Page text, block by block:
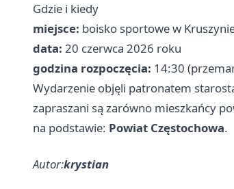
Gdzie i kiedy
miejsce: boisko sportowe w
data: 20 czerwca 2026 roku
godzina rozpoczęcia: 14:30
Wydarzenie objęli patronatem
zapraszani są zarówno mieszkańcy
na podstawie: Powiat Częstochowa.
Autor:krystian